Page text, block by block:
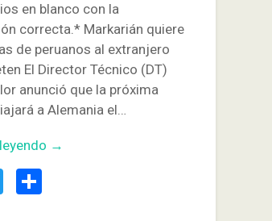
en blanco con la
correcta.* Markarián quiere
de peruanos al extranjero
El Director Técnico (DT)
anunció que la próxima
a Alemania el…
→
Twitter